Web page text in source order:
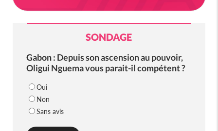
SONDAGE
Gabon : Depuis son ascension au pouvoir,
Oligui Nguema vous parait-il compétent ?
Oui
Non
Sans avis